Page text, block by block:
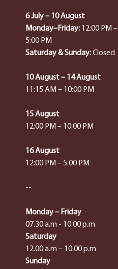
6 July – 10 August
Monday–Friday: 12:00 PM –
5:00 PM
Saturday & Sunday:Closed
10 August – 14 August
11:15 AM – 10:00 PM
15 August
12:00 PM – 10:00 PM
16 August
12:00 PM – 5:00 PM
--
Monday – Friday
07.30 a.m - 10.00 p.m
Saturday
12.00 a.m – 10.00 p.m
Sunday